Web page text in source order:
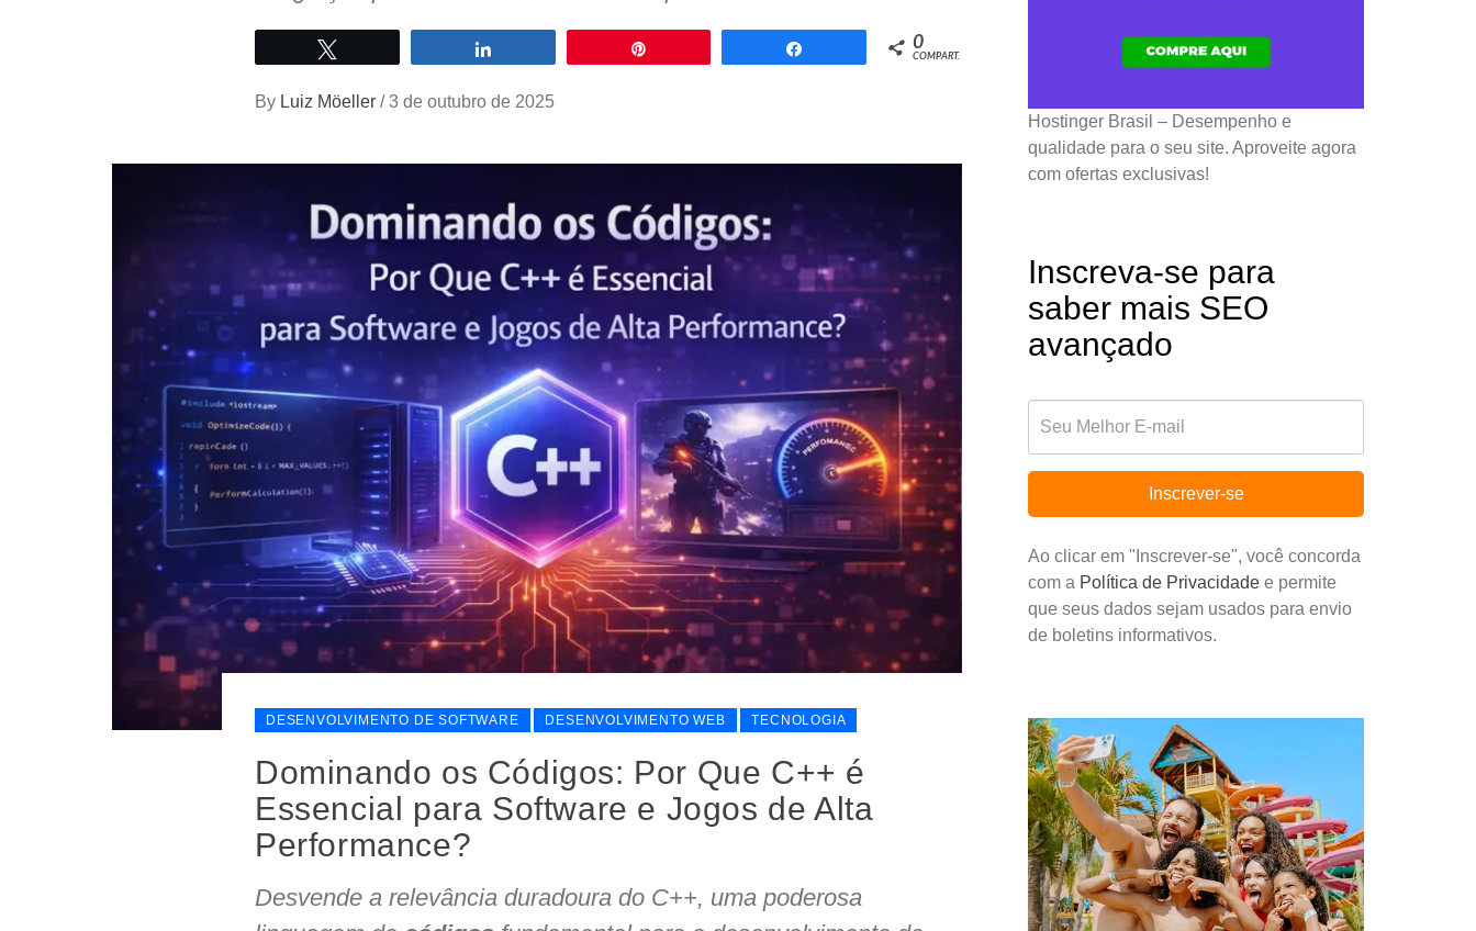
Compartilhar 0
COMPART.
By Luiz Möeller / 3 de outubro de 2025
DESENVOLVIMENTO DE SOFTWARE DESENVOLVIMENTO WEB TECNOLOGIA
Dominando os Códigos: Por Que C++ é
Essencial para Software e Jogos de Alta
Performance?
Desvende a relevância duradoura do C++, uma poderosa
Hostinger Brasil – Desempenho e
qualidade para o seu site. Aproveite agora
com ofertas exclusivas!
Inscreva-se para
saber mais SEO
avançado
Inscrever-se
Ao clicar em "Inscrever-se", você concorda
com a Política de Privacidade e permite
que seus dados sejam usados para envio
de boletins informativos.